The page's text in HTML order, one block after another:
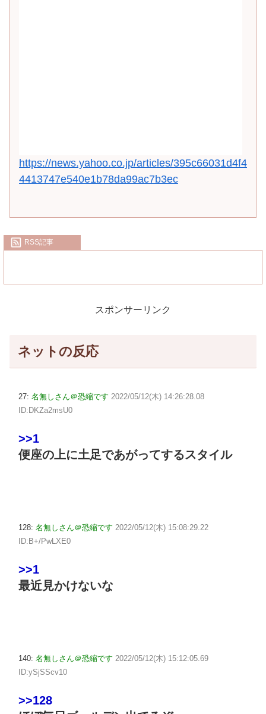
https://news.yahoo.co.jp/articles/395c66031d4f4
4413747e540e1b78da99ac7b3ec
RSS記事
スポンサーリンク
ネットの反応
27: 名無しさん＠恐縮です 2022/05/12(木) 14:26:28.08
ID:DKZa2msU0
>>1
便座の上に土足であがってするスタイル
128: 名無しさん＠恐縮です 2022/05/12(木) 15:08:29.22
ID:B+/PwLXE0
>>1
最近見かけないな
140: 名無しさん＠恐縮です 2022/05/12(木) 15:12:05.69
ID:ySjSScv10
>>128